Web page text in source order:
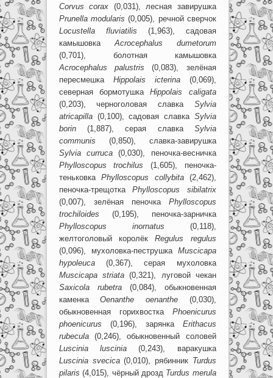
Corvus corax (0,031), лесная завирушка
Prunella modularis (0,005), речной сверчок
Locustella
fluviatilis (1,963), садовая
камышовка Acrocephalus
dumetorum
(0,701), болотная камышовка
Acrocephalus
palustris (0,083), зелёная
пересмешка Hippolais icterina(0,069),
северная бормотушкаHippolais
caligata
(0,203), черноголовая славка Sylvia
atricapilla (0,100), садовая славка Sylvia
borin(1,887), серая славка Sylvia
communis (0,850), славка-завирушка
Sylvia
curruca (0,030), пеночка-весничка
Phylloscopus
trochilus (1,605), пеночка-
теньковкаPhylloscopus collybita(2,462),
пеночка-трещоткаPhylloscopus
sibilatrix
(0,007), зелёная пеночка
Phylloscopus
trochiloides (0,195), пеночка-зарничка
Phylloscopus
inornatus (0,118),
желтоголовый королёкRegulus
regulus
(0,096), мухоловка-пеструшка Muscicapa
hypoleuca
(0,367), серая мухоловка
Muscicapa striata (0,321), луговой чекан
Saxicola
rubetra(0,084), обыкновенная
каменкаOenanthe oenanthe (0,030),
обыкновенная горихвостка Phoenicurus
phoenicurus (0,196), зарянка
Erithacus
rubecula(0,246), обыкновенный соловей
Luscinia
luscinia (0,243), варакушка
Luscinia svecica (0,010), рябинник Turdus
pilaris (4,015), чёрный дрозд Turdus merula